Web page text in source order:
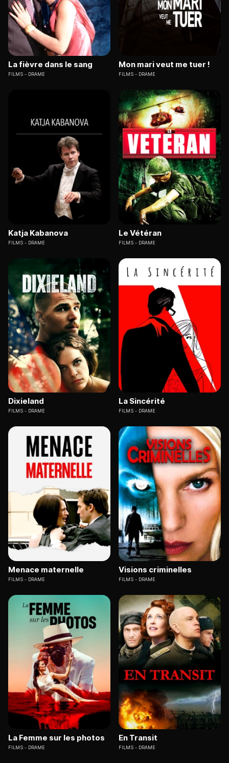
La fièvre dans le sang
FILMS DRAME
Mon mari veut me tuer !
FILMS DRAME
Katja Kabanova
FILMS DRAME
Le Vétéran
FILMS DRAME
Dixieland
FILMS DRAME
La Sincérité
FILMS DRAME
Menace maternelle
FILMS DRAME
Visions criminelles
FILMS DRAME
La Femme sur les photos
FILMS DRAME
En Transit
FILMS DRAME